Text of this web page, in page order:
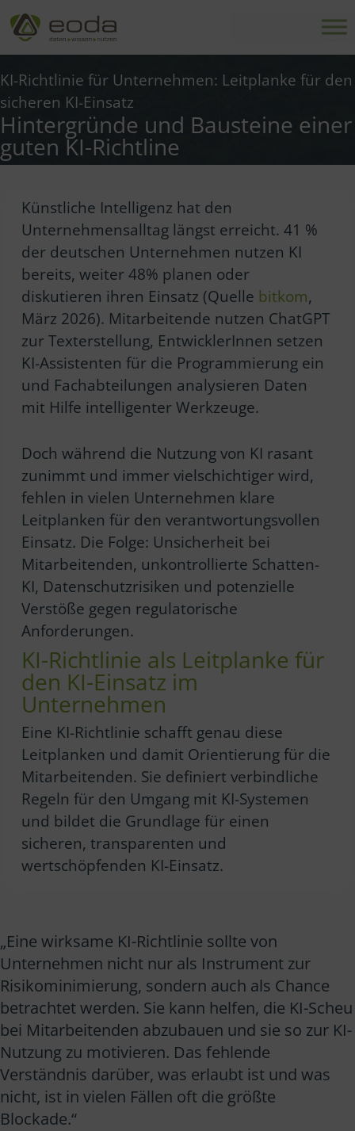
Zum
Inhalt
springen
KI-Richtlinie für Unternehmen: Leitplanke für den
sicheren KI-Einsatz
Hintergründe und Bausteine einer
guten KI-Richtline
Künstliche Intelligenz hat den
Unternehmensalltag längst erreicht. 41 %
der deutschen Unternehmen nutzen KI
bereits, weiter 48% planen oder
diskutieren ihren Einsatz (Quelle bitkom,
März 2026). Mitarbeitende nutzen ChatGPT
zur Texterstellung, EntwicklerInnen setzen
KI-Assistenten für die Programmierung ein
und Fachabteilungen analysieren Daten
mit Hilfe intelligenter Werkzeuge.
Doch während die Nutzung von KI rasant
zunimmt und immer vielschichtiger wird,
fehlen in vielen Unternehmen klare
Leitplanken für den verantwortungsvollen
Einsatz. Die Folge: Unsicherheit bei
Mitarbeitenden, unkontrollierte Schatten-
KI, Datenschutzrisiken und potenzielle
Verstöße gegen regulatorische
Anforderungen.
KI-Richtlinie als Leitplanke für
den KI-Einsatz im
Unternehmen
Eine KI-Richtlinie schafft genau diese
Leitplanken und damit Orientierung für die
Mitarbeitenden. Sie definiert verbindliche
Regeln für den Umgang mit KI-Systemen
und bildet die Grundlage für einen
sicheren, transparenten und
wertschöpfenden KI-Einsatz.
„Eine wirksame KI-Richtlinie sollte von
Unternehmen nicht nur als Instrument zur
Risikominimierung, sondern auch als Chance
betrachtet werden. Sie kann helfen, die KI-Scheu
bei Mitarbeitenden abzubauen und sie so zur KI-
Nutzung zu motivieren. Das fehlende
Verständnis darüber, was erlaubt ist und was
nicht, ist in vielen Fällen oft die größte
Blockade.“